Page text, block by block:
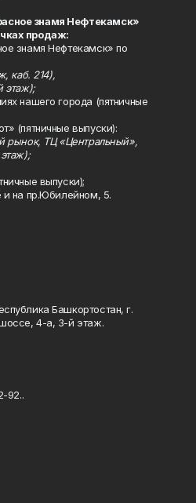
знамя Нефтекамск»
продаж:
знамя Нефтекамск» по
каб. 214),
этаж);
нашего города (пятничные
(пятничные выпуски):
рынок, ТЦ «Центральный»,
выпуски);
и на пр.Юбилейном, 5.
Башкортостан, г.
4-а, 3-й этаж.
92..